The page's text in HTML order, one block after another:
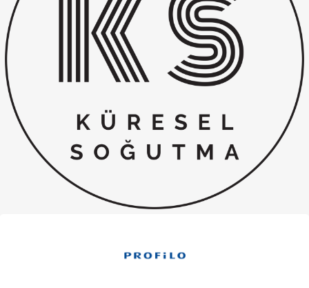
Elektrikli Süpürge
Fan
Fırın, Ocak ve Aspiratör
Klima
Kombi
Musluk